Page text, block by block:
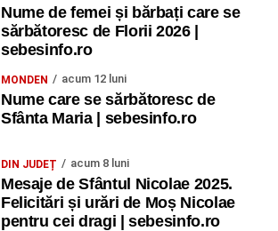
Nume de femei și bărbați care se
sărbătoresc de Florii 2026 |
sebesinfo.ro
MONDEN acum 12 luni
Nume care se sărbătoresc de
Sfânta Maria | sebesinfo.ro
DIN JUDEȚ acum 8 luni
Mesaje de Sfântul Nicolae 2025.
Felicitări și urări de Moș Nicolae
pentru cei dragi | sebesinfo.ro